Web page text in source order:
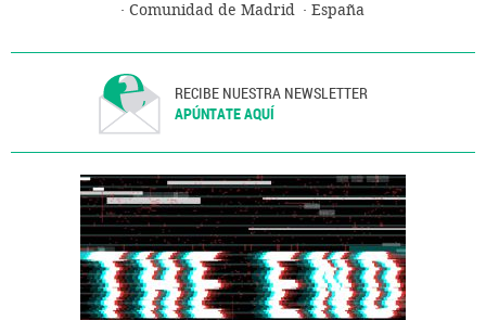
Comunidad de Madrid
España
RECIBE NUESTRA NEWSLETTER
APÚNTATE AQUÍ